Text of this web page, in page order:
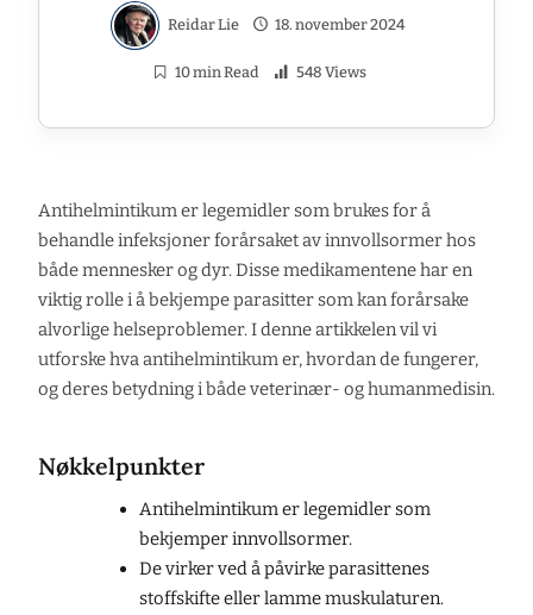
Reidar Lie 18. november 2024
10 min Read 548 Views
Antihelmintikum er legemidler som brukes for å
behandle infeksjoner forårsaket av innvollsormer hos
både mennesker og dyr. Disse medikamentene har en
viktig rolle i å bekjempe parasitter som kan forårsake
alvorlige helseproblemer. I denne artikkelen vil vi
utforske hva antihelmintikum er, hvordan de fungerer,
og deres betydning i både veterinær- og humanmedisin.
Nøkkelpunkter
Antihelmintikum er legemidler som
bekjemper innvollsormer.
De virker ved å påvirke parasittenes
stoffskifte eller lamme muskulaturen.